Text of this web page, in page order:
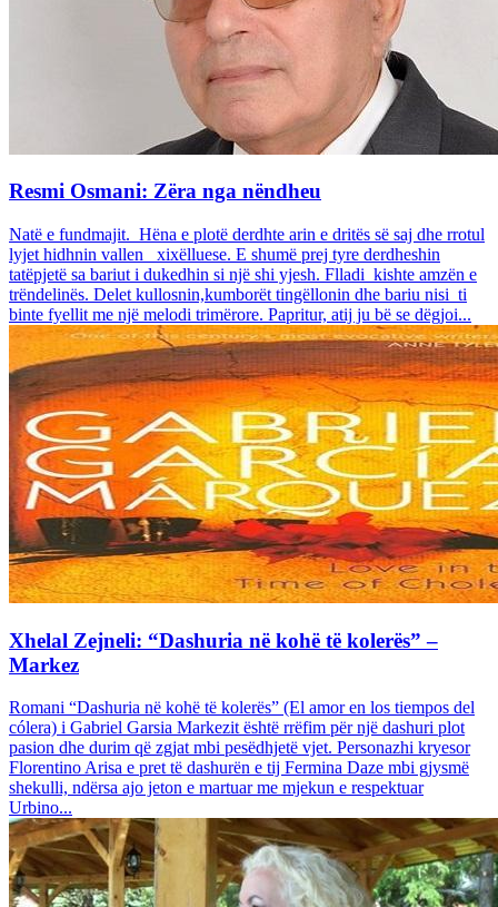
Resmi Osmani: Zëra nga nëndheu
Natë e fundmajit. Hëna e plotë derdhte arin e dritës së saj dhe rrotul
lyjet hidhnin vallen xixëlluese. E shumë prej tyre derdheshin
tatëpjetë sa bariut i dukedhin si një shi yjesh. Flladi kishte amzën e
trëndelinës. Delet kullosnin,kumborët tingëllonin dhe bariu nisi ti
binte fyellit me një melodi trimërore. Papritur, atij ju bë se dëgjoi...
Xhelal Zejneli: “Dashuria në kohë të kolerës” –
Markez
Romani “Dashuria në kohë të kolerës” (El amor en los tiempos del
cólera) i Gabriel Garsia Markezit është rrëfim për një dashuri plot
pasion dhe durim që zgjat mbi pesëdhjetë vjet. Personazhi kryesor
Florentino Arisa e pret të dashurën e tij Fermina Daze mbi gjysmë
shekulli, ndërsa ajo jeton e martuar me mjekun e respektuar
Urbino...